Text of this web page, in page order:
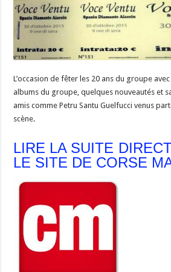
L’occasion de fêter les 20 ans du groupe
albums du groupe, quelques nouveautés et
amis comme Petru Santu Guelfucci venus
scène.
LIRE LA SUITE
LE SITE DE CORSE